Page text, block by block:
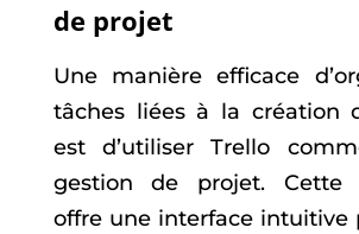
de projet
Une manière efficace
tâches liées à la création
est d’utiliser Trello
gestion de projet. Cette
offre une interface intuitive